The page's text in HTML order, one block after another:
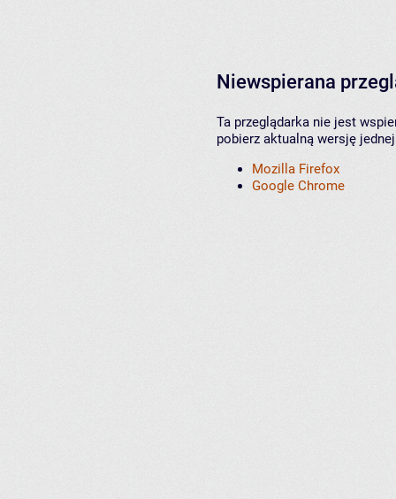
Niewspierana
Ta przeglądarka nie jest
pobierz aktualną wersję
Mozilla Firefox
Google Chrome